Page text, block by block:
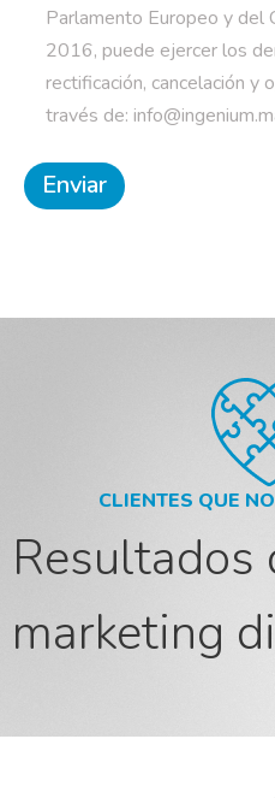
Parlamento Europeo y del
2016, puede ejercer los
rectificación, cancelación y
través de:
CLIENTES QUE
Resultados
marketing